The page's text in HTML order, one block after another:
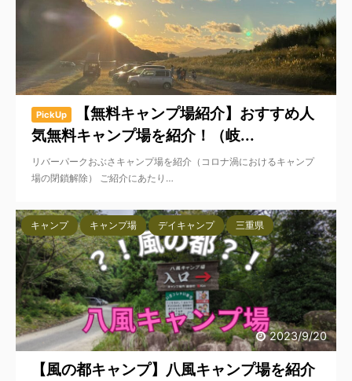
PickUp
【無料キャンプ場紹介】おすすめ人
気無料キャンプ場を紹介！（岐...
リバーパークおぶさキャンプ場を紹介（コロナ渦におけるキャンプ
場の閉鎖解除） ご紹介にあたり…
2023/9/20
キャンプ キャンプ場 デイキャンプ 三重県
【風の都キャンプ】八風キャンプ場を紹介